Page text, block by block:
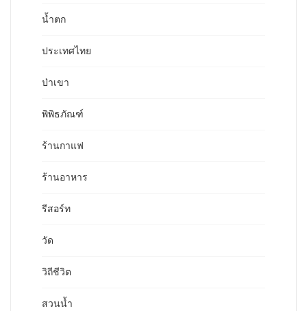
น้ำตก
ประเทศไทย
ป่าเขา
พิพิธภัณฑ์
ร้านกาแฟ
ร้านอาหาร
รีสอร์ท
วัด
วิถีชีวิต
สวนน้ำ